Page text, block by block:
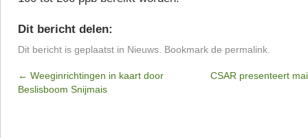
Dit bericht delen:
Dit bericht is geplaatst in Nieuws . Bookmark de permalink
← Weeginrichtingen in kaart door
Beslisboom Snijmais
CSAR presenteert